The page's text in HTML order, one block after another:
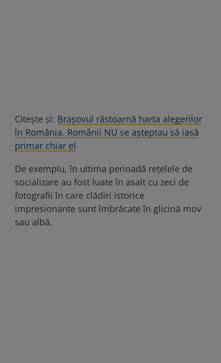
Citește și: Brașovul răstoarnă harta alegerilor
în România. Românii NU se așteptau să iasă
primar chiar el
De exemplu, în ultima perioadă rețelele de
socializare au fost luate în asalt cu zeci de
fotografii în care clădiri istorice
impresionante sunt îmbrăcate în glicină mov
sau albă.